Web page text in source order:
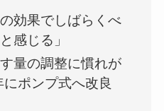
効果でしばらくべ
感じる」
量の調整に慣れが
ポンプ式へ改良